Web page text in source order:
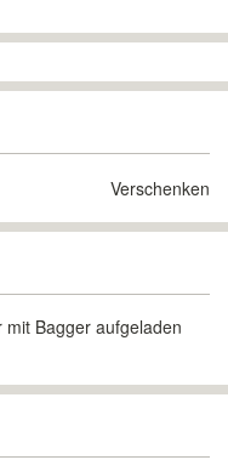
Verschenken
Bagger aufgeladen